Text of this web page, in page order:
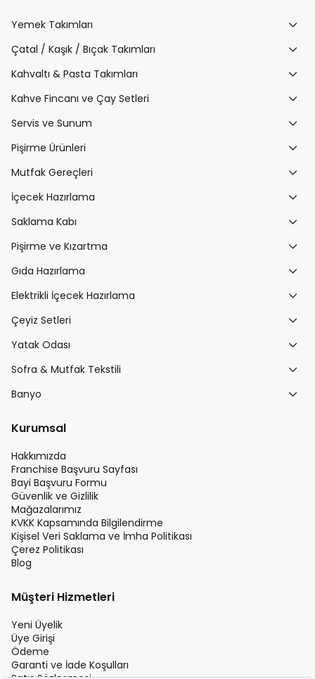
Yemek Takımları
Çatal / Kaşık / Bıçak Takımları
Kahvaltı & Pasta Takımları
Kahve Fincanı ve Çay Setleri
Servis ve Sunum
Pişirme Ürünleri
Mutfak Gereçleri
İçecek Hazırlama
Saklama Kabı
Pişirme ve Kızartma
Gıda Hazırlama
Elektrikli İçecek Hazırlama
Çeyiz Setleri
Yatak Odası
Sofra & Mutfak Tekstili
Banyo
Kurumsal
Hakkımızda
Franchise Başvuru Sayfası
Bayi Başvuru Formu
Güvenlik ve Gizlilik
Mağazalarımız
KVKK Kapsamında Bilgilendirme
Kişisel Veri Saklama ve İmha Politikası
Çerez Politikası
Blog
Müşteri Hizmetleri
Yeni Üyelik
Üye Girişi
Ödeme
Garanti ve İade Koşulları